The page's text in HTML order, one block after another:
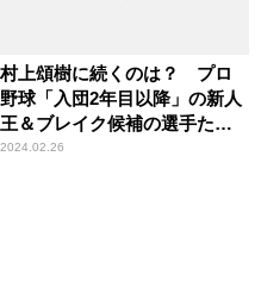
村上頌樹に続くのは？ プロ
野球「入団2年目以降」の新人
王＆ブレイク候補の選手たち
（セ・リーグ編）
2024.02.26